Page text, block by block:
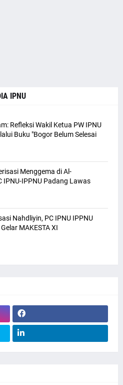
IPNU
Refleksi Wakil Ketua PW IPNU
Buku "Bogor Belum Selesai
Menggema di Al-
IPNU-IPPNU Padang Lawas
Nahdliyin, PC IPNU IPPNU
MAKESTA XI